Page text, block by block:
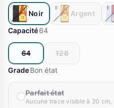
Noir Argent
Capacité64
64
128
GradeBon état
Parfait état
Aucune trace visible à 20 cm,